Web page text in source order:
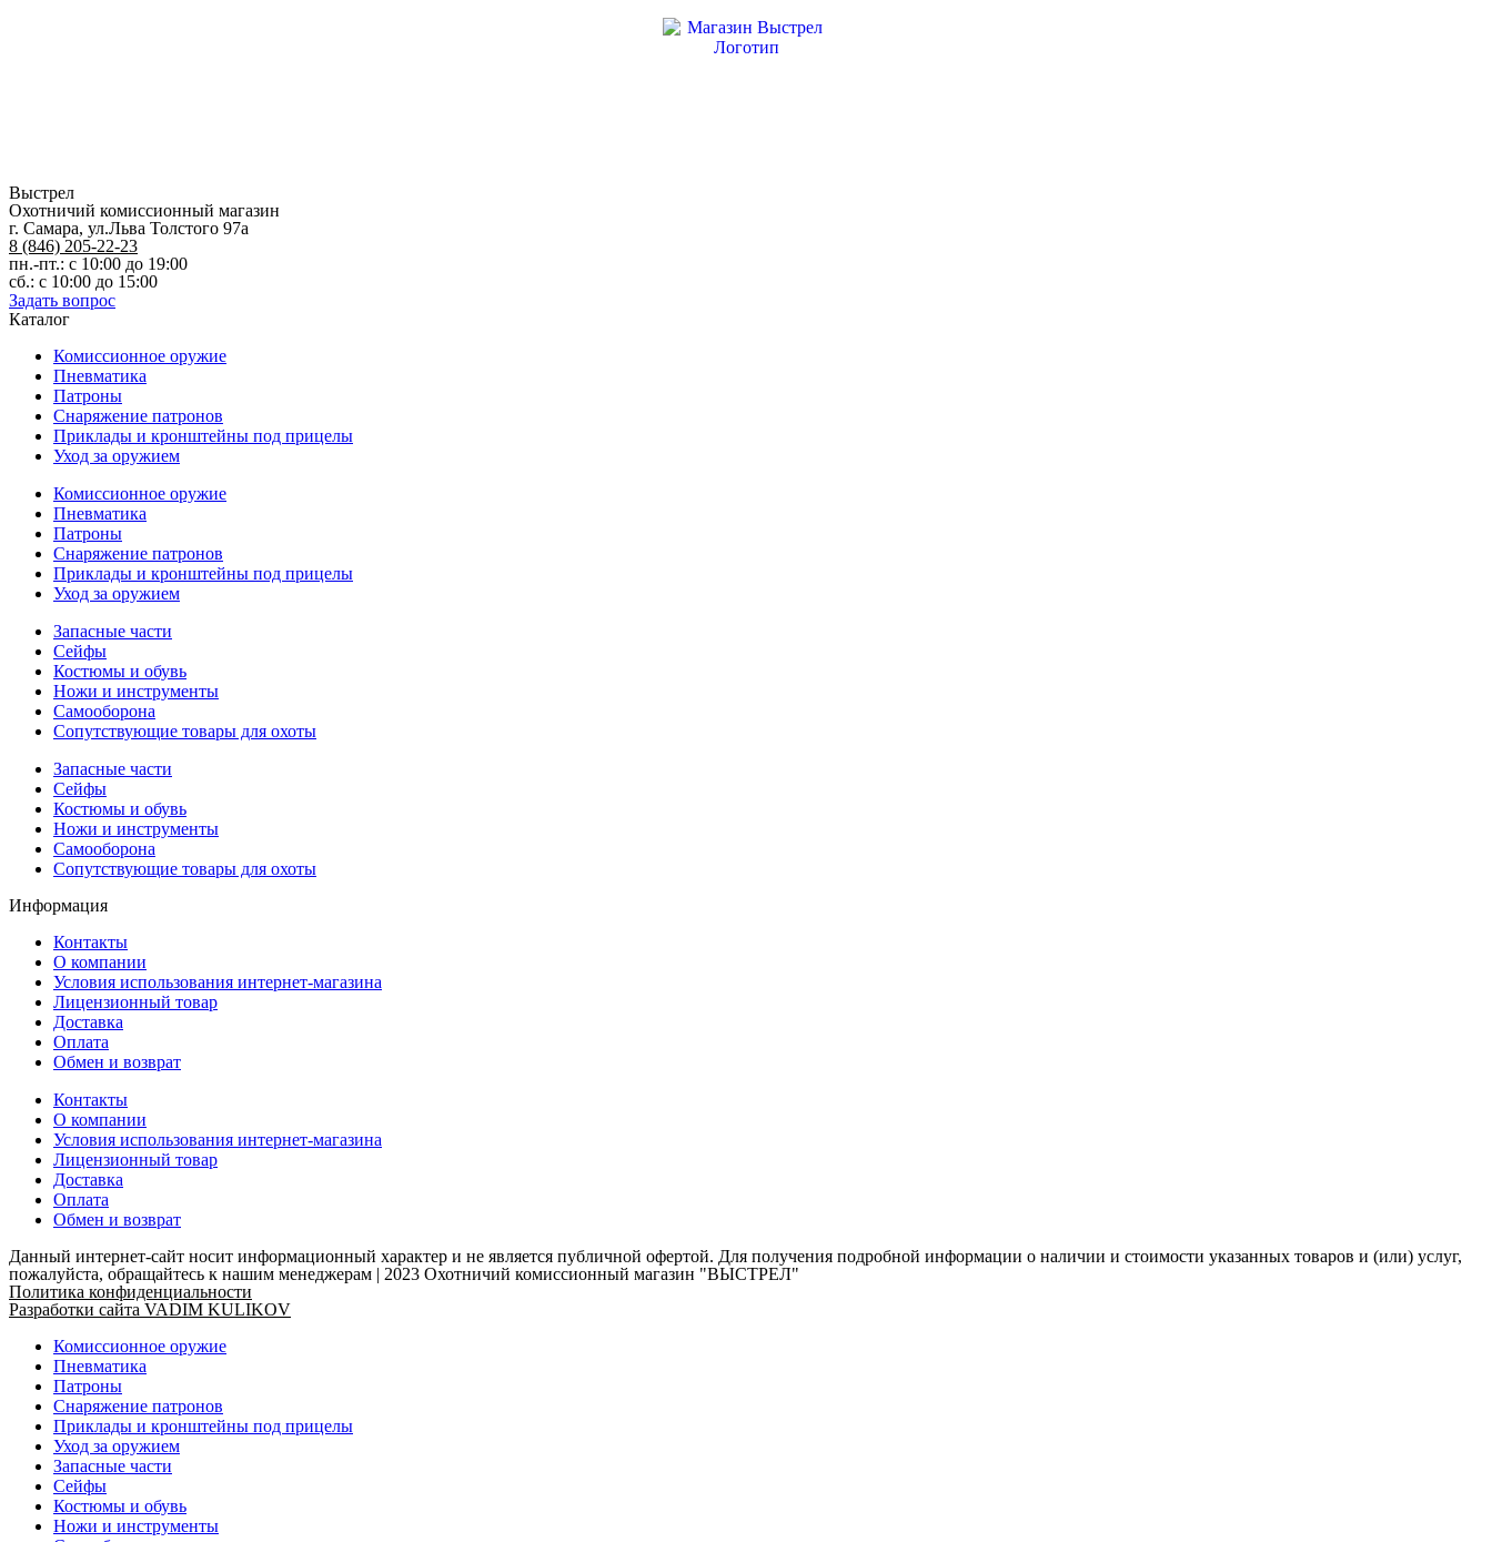
Выстрел
Охотничий комиссионный магазин
г. Самара, ул.Льва Толстого 97а
8 (846) 205-22-23
пн.-пт.: с 10:00 до 19:00
сб.: с 10:00 до 15:00
Задать вопрос
Каталог
Комиссионное оружие
Пневматика
Патроны
Снаряжение патронов
Приклады и кронштейны под прицелы
Уход за оружием
Комиссионное оружие
Пневматика
Патроны
Снаряжение патронов
Приклады и кронштейны под прицелы
Уход за оружием
Запасные части
Сейфы
Костюмы и обувь
Ножи и инструменты
Самооборона
Сопутствующие товары для охоты
Запасные части
Сейфы
Костюмы и обувь
Ножи и инструменты
Самооборона
Сопутствующие товары для охоты
Информация
Контакты
О компании
Условия использования интернет-магазина
Лицензионный товар
Доставка
Оплата
Обмен и возврат
Контакты
О компании
Условия использования интернет-магазина
Лицензионный товар
Доставка
Оплата
Обмен и возврат
Данный интернет-сайт носит информационный характер и не является публичной офертой. Для получения подробной информации о наличии и стоимости указанных товаров и (или) услуг,
пожалуйста, обращайтесь к нашим менеджерам | 2023 Охотничий комиссионный магазин "ВЫСТРЕЛ"
Политика конфиденциальности
Разработки сайта VADIM KULIKOV
Комиссионное оружие
Пневматика
Патроны
Снаряжение патронов
Приклады и кронштейны под прицелы
Уход за оружием
Запасные части
Сейфы
Костюмы и обувь
Ножи и инструменты